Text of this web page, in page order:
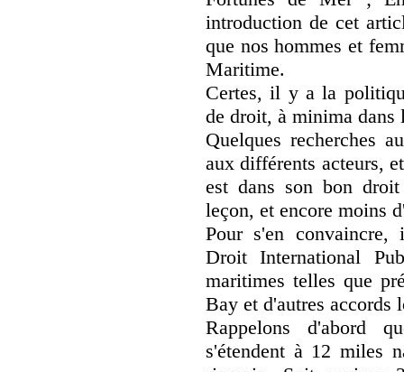
introduction de cet
que nos hommes et
Maritime.
Certes, il y a la
de droit, à minima dans
Quelques recherches
aux différents acteurs,
est dans son bon
leçon, et encore moins
Pour s'en
Droit International
maritimes telles que
Bay et d'autres accords
Rappelons d'abord
s'étendent à 12 miles